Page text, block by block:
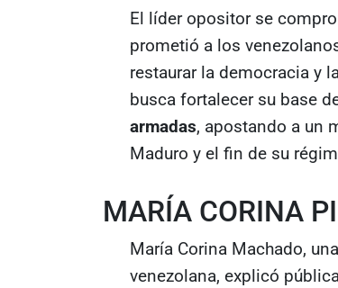
El líder opositor se
prometió a los
restaurar la democracia y
busca fortalecer su base
armadas, apostando a un
Maduro y el fin de su
MARÍA CORINA
María Corina Machado,
venezolana, explicó